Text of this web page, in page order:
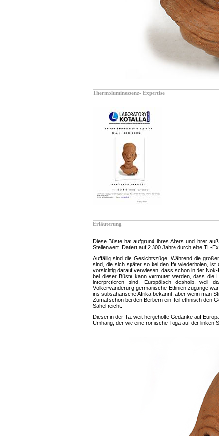
Thermolumineszenz- Expertise
Erläuterung
Diese Büste hat aufgrund ihres Alters und ihrer
Stellenwert. Datiert auf 2.300 Jahre durch eine TL-
Auffällig sind die Gesichtszüge. Während die
sind, die sich später so bei den Ife wiederholen, ist
vorsichtig darauf verwiesen, dass schon in der
bei dieser Büste kann vermutet werden, dass die
interpretieren sind. Europäisch deshalb, weil
Völkerwanderung germanische Ethnien zugange
ins subsaharische Afrika bekannt, aber wenn man
Zumal schon bei den Berbern ein Teil ethnisch den
Sahel reicht.
Dieser in der Tat weit hergeholte Gedanke auf
Umhang, der wie eine römische Toga auf der linken